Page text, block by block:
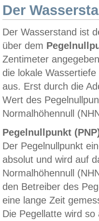
Der
Der Wasserstand ist
über dem
Zentimeter
die lokale
aus. Erst durch die
Wert des
Normalhöhennull
Pegelnullpunkt
Der Pegelnullpunkt
absolut und wird auf
Normalhöhennull
den Betreiber des
eine lange Zeit
Die Pegellatte wird